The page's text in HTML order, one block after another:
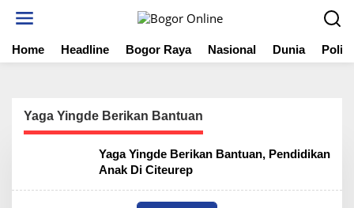
t
Home Headline Bogor Raya Nasional Dunia
Yaga Yingde Berikan Bantuan
Yaga Yingde Berikan Bantuan, Pendidikan
Anak Di Citeurep